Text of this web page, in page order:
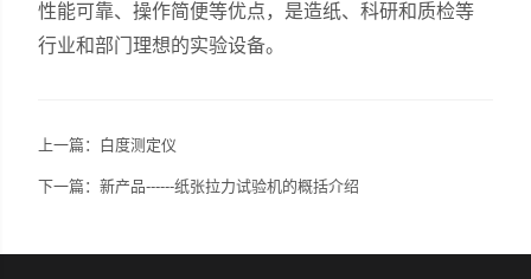
性能可靠、操作简便等优点，是造纸、科研和质检等
行业和部门理想的实验设备。
上一篇： 白度测定仪
下一篇：新产品------纸张拉力试验机的概括介绍